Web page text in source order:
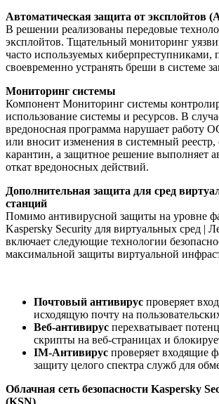
Автоматическая защита от эксплойтов
В решении реализованы передовые
эксплойтов. Тщательный мониторинг
часто используемых киберпреступниками,
своевременно устранять бреши в системе
Мониторинг системы
Компонент Мониторинг системы
использование системы и ресурсов. В
вредоносная программа нарушает работу
или вносит изменения в системный реестр,
карантин, а защитное решение выполняет
откат вредоносных действий.
Дополнительная защита для сред
станций
Помимо антивирусной защиты на уровне
Kaspersky Security для виртуальных сред |
включает следующие технологии
максимальной защиты виртуальной
Почтовый антивирус проверяет
исходящую почту на
Веб-антивирус перехватывает
скрипты на веб-страницах и
IM-Антивирус проверяет входящие
защиту целого спектра служб для
Облачная сеть безопасности Kaspersky